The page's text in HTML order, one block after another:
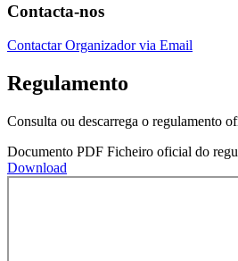
Contacta-nos
Contactar Organizador via Email
Regulamento
Consulta ou descarrega o regulamento
Documento PDF Ficheiro oficial do
Download